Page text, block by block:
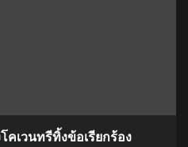
เวนทรีทิ้งข้อเรียกร้อง